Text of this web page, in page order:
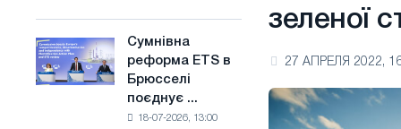
з
виробництва
низьковуглецевої
Сумнівна
реформа
ETS
Сумнівна
реформа ETS в
Брюсселі
поєднує ...
18-07-2026, 13:00
зеленої
27 АПРЕЛЯ 2022,